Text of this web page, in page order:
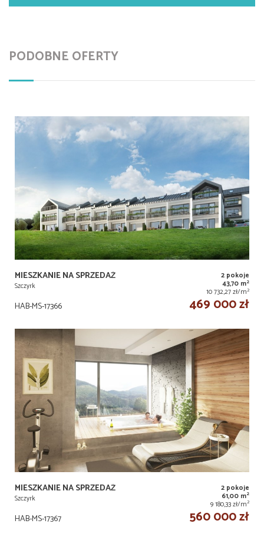
PODOBNE OFERTY
MIESZKANIE NA SPRZEDAŻ
Szczyrk
2 pokoje
43,70 m2
10 732,27 zł/m2
HAB-MS-17366 469 000 zł
MIESZKANIE NA SPRZEDAŻ
Szczyrk
2 pokoje
61,00 m2
9 180,33 zł/m2
HAB-MS-17367 560 000 zł